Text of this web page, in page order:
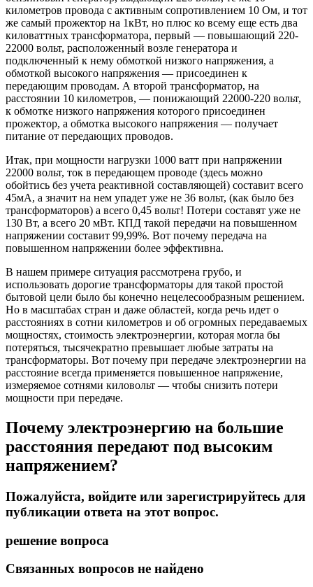
километров провода с активным сопротивлением 10 Ом, и тот
же самый прожектор на 1кВт, но плюс ко всему еще есть два
киловаттных трансформатора, первый — повышающий 220-
22000 вольт, расположенный возле генератора и
подключенный к нему обмоткой низкого напряжения, а
обмоткой высокого напряжения — присоединен к
передающим проводам. А второй трансформатор, на
расстоянии 10 километров, — понижающий 22000-220 вольт,
к обмотке низкого напряжения которого присоединен
прожектор, а обмотка высокого напряжения — получает
питание от передающих проводов.
Итак, при мощности нагрузки 1000 ватт при напряжении
22000 вольт, ток в передающем проводе (здесь можно
обойтись без учета реактивной составляющей) составит всего
45мА, а значит на нем упадет уже не 36 вольт, (как было без
трансформаторов) а всего 0,45 вольт! Потери составят уже не
130 Вт, а всего 20 мВт. КПД такой передачи на повышенном
напряжении составит 99,99%. Вот почему передача на
повышенном напряжении более эффективна.
В нашем примере ситуация рассмотрена грубо, и
использовать дорогие трансформаторы для такой простой
бытовой цели было бы конечно нецелесообразным решением.
Но в масштабах стран и даже областей, когда речь идет о
расстояниях в сотни километров и об огромных передаваемых
мощностях, стоимость электроэнергии, которая могла бы
потеряться, тысячекратно превышает любые затраты на
трансформаторы. Вот почему при передаче электроэнергии на
расстояние всегда применяется повышенное напряжение,
измеряемое сотнями киловольт — чтобы снизить потери
мощности при передаче.
Почему электроэнергию на большие
расстояния передают под высоким
напряжением?
Пожалуйста, войдите или зарегистрируйтесь для
публикации ответа на этот вопрос.
решение вопроса
Связанных вопросов не найдено